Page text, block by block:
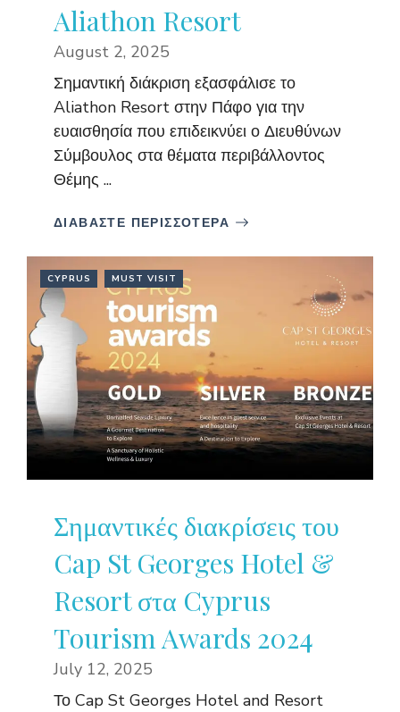
Aliathon Resort
August 2, 2025
Σημαντική διάκριση εξασφάλισε το
Aliathon Resort στην Πάφο για την
ευαισθησία που επιδεικνύει ο Διευθύνων
Σύμβουλος στα θέματα περιβάλλοντος
Θέμης ...
ΔΙΑΒΑΣΤΕ ΠΕΡΙΣΣΟΤΕΡΑ
CYPRUS MUST VISIT
Σημαντικές διακρίσεις του
Cap St Georges Hotel &
Resort στα Cyprus
Tourism Awards 2024
July 12, 2025
Το Cap St Georges Hotel and Resort